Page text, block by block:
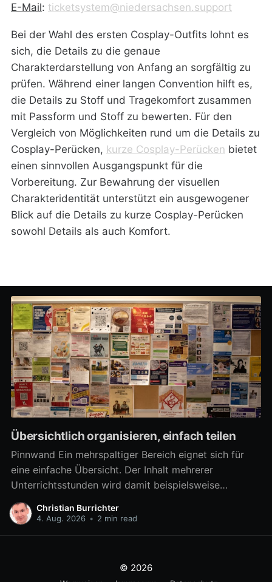
E-Mail: ticketsystem@niedersachsen.support
Bei der Wahl des ersten Cosplay-Outfits lohnt es
sich, die Details zu die genaue
Charakterdarstellung von Anfang an sorgfältig zu
prüfen. Während einer langen Convention hilft es,
die Details zu Stoff und Tragekomfort zusammen
mit Passform und Stoff zu bewerten. Für den
Vergleich von Möglichkeiten rund um die Details zu
Cosplay-Perücken, kurze Cosplay-Perücken bietet
einen sinnvollen Ausgangspunkt für die
Vorbereitung. Zur Bewahrung der visuellen
Charakteridentität unterstützt ein ausgewogener
Blick auf die Details zu kurze Cosplay-Perücken
sowohl Details als auch Komfort.
Übersichtlich organisieren, einfach teilen
Pinnwand Ein mehrspaltiger Bereich eignet sich für
eine einfache Übersicht. Der Inhalt mehrerer
Unterrichtsstunden wird damit beispielsweise
übersichtlich verfügbar. Aber auch zahlreiche
Materialien für eine Arbeitsphase lassen sich damit
Christian Burrichter
4. Aug. 2026 • 2 min read
© 2026